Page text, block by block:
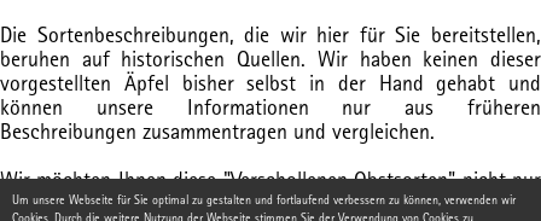
Um unsere Webseite für Sie optimal zu gestalten und fortlaufend verbessern zu können, verwenden wir
Cookies. Durch die weitere Nutzung der Webseite stimmen Sie der Verwendung von Cookies zu.
Die Sortenbeschreibungen, die wir hier für Sie bereitstellen,
beruhen auf historischen Quellen. Wir haben keinen dieser
vorgestellten Äpfel bisher selbst in der Hand gehabt und
können unsere Informationen nur aus früheren
Beschreibungen zusammentragen und vergleichen.
Wir möchten Ihnen diese "Verschollenen Obstsorten" nicht nur
vorstellen, sondern möchten Sie auch darum bitten uns bei der